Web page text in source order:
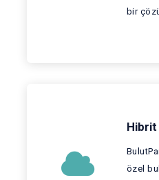
bir
Hibrit
özel